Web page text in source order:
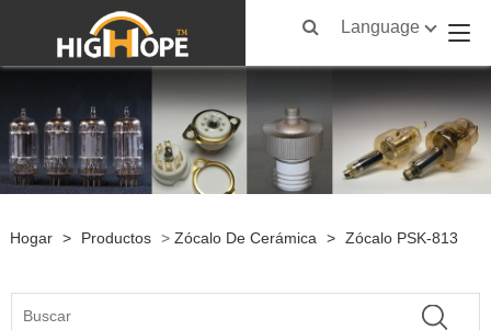
Language
Hogar > Productos > Zócalo De Cerámica > Zócalo PSK-813